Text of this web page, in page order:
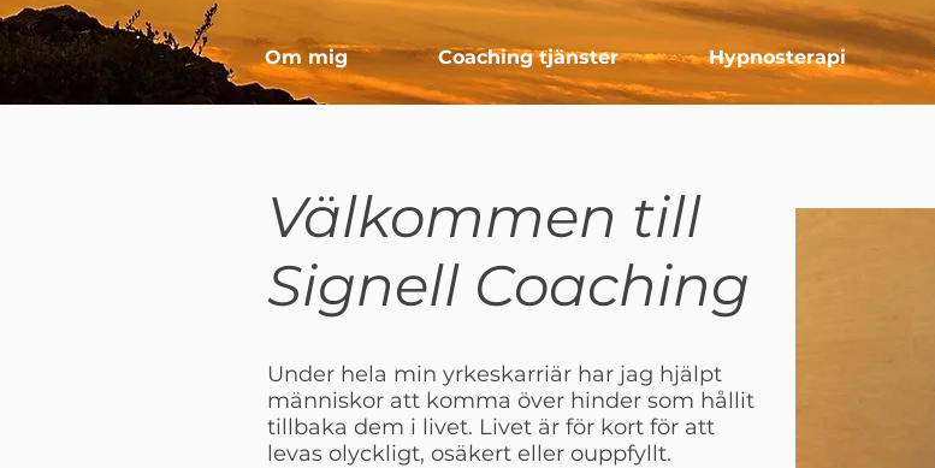
Om mig Coaching tjänster Hypnosterapi
Välkommen till
Signell Coaching
Under hela min yrkeskarriär har jag hjälpt
människor att komma över hinder som hållit
tillbaka dem i livet. Livet är för kort för att
levas olyckligt, osäkert eller ouppfyllt.